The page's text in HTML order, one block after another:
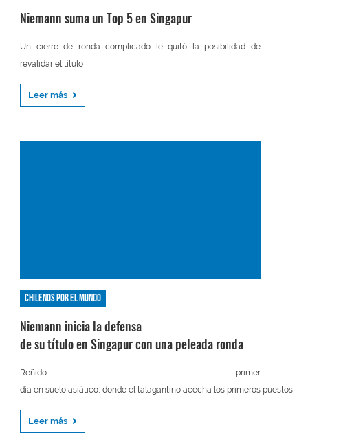
Niemann suma un Top 5 en Singapur
Un cierre de ronda complicado le quitó la posibilidad de
revalidar el título
Leer más
Chilenos por el mundo
Niemann inicia la defensa
de su título en Singapur con una peleada ronda
Reñido primer
día en suelo asiático, donde el talagantino acecha los primeros puestos
Leer más